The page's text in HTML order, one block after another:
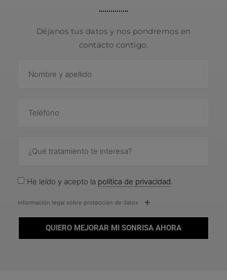
Déjanos tus datos y nos pondremos en
contacto contigo.
He leído y acepto la política de privacidad
Información legal sobre protección de datos
QUIERO MEJORAR MI SONRISA AHORA